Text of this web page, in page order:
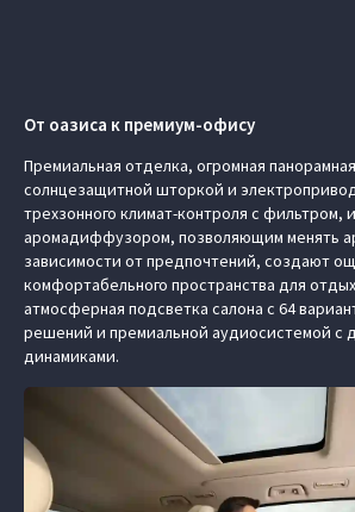
От оазиса к премиум-офису
Премиальная отделка, огромная
солнцезащитной шторкой и
трехзонного климат-контроля с фильтром,
аромадиффузором, позволяющим менять
зависимости от предпочтений, создают
комфортабельного пространства для
атмосферная подсветка салона с 64
решений и премиальной аудиосистемой с
динамиками.